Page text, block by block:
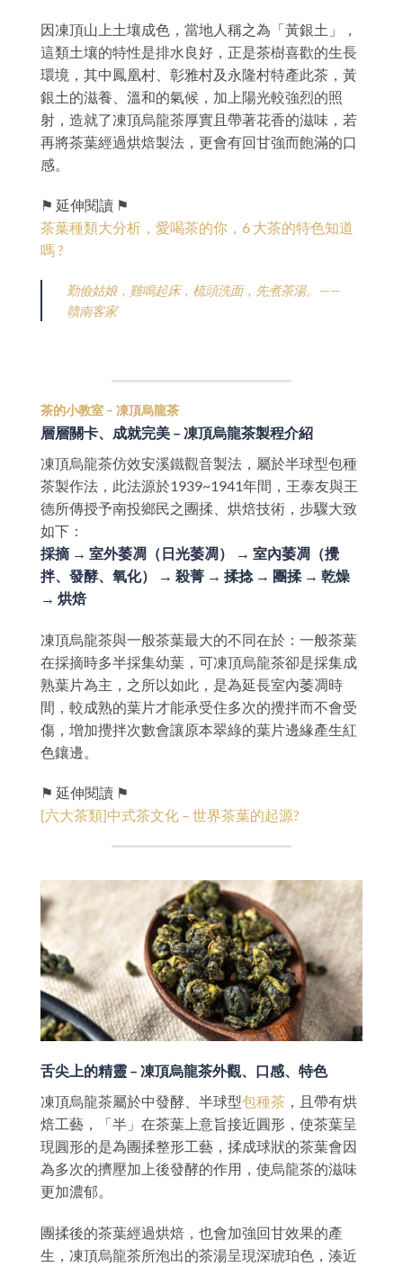
因凍頂山上土壤成色，當地人稱之為「黃銀土」，
這類土壤的特性是排水良好，正是茶樹喜歡的生長
環境，其中鳳凰村、彰雅村及永隆村特產此茶，黃
銀土的滋養、溫和的氣候，加上陽光較強烈的照
射，造就了凍頂烏龍茶厚實且帶著花香的滋味，若
再將茶葉經過烘焙製法，更會有回甘強而飽滿的口
感。
⚑ 延伸閱讀 ⚑
茶葉種類大分析，愛喝茶的你，6 大茶的特色知道
嗎 ?
勤儉姑娘，雞鳴起床，梳頭洗面，先煮茶湯。——
贛南客家
茶的小教室 – 凍頂烏龍茶
層層關卡、成就完美 – 凍頂烏龍茶製程介紹
凍頂烏龍茶仿效安溪鐵觀音製法，屬於半球型包種
茶製作法，此法源於1939~1941年間，王泰友與王
德所傳授予南投鄉民之團揉、烘焙技術，步驟大致
如下：
採摘 → 室外萎凋（日光萎凋） → 室內萎凋（攪
拌、發酵、氧化） → 殺菁 → 揉捻 → 團揉 → 乾燥
→ 烘焙
凍頂烏龍茶與一般茶葉最大的不同在於：一般茶葉
在採摘時多半採集幼葉，可凍頂烏龍茶卻是採集成
熟葉片為主，之所以如此，是為延長室內萎凋時
間，較成熟的葉片才能承受住多次的攪拌而不會受
傷，增加攪拌次數會讓原本翠綠的葉片邊緣產生紅
色鑲邊。
⚑ 延伸閱讀 ⚑
[六大茶類]中式茶文化 – 世界茶葉的起源?
舌尖上的精靈 – 凍頂烏龍茶外觀、口感、特色
凍頂烏龍茶屬於中發酵、半球型包種茶 ，且帶有烘
焙工藝，「半」在茶葉上意旨接近圓形，使茶葉呈
現圓形的是為團揉整形工藝，揉成球狀的茶葉會因
為多次的擠壓加上後發酵的作用，使烏龍茶的滋味
更加濃郁。
團揉後的茶葉經過烘焙，也會加強回甘效果的產
生，凍頂烏龍茶所泡出的茶湯呈現深琥珀色，湊近